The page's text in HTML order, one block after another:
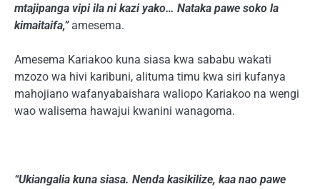
mtajipanga vipi ila ni kazi yako… Nataka pawe soko la
kimaitaifa,” amesema.
Amesema Kariakoo kuna siasa kwa sababu wakati
mzozo wa hivi karibuni, alituma timu kwa siri kufanya
mahojiano wafanyabaishara waliopo Kariakoo na wengi
wao walisema hawajui kwanini wanagoma.
“Ukiangalia kuna siasa. Nenda kasikilize, kaa nao pawe